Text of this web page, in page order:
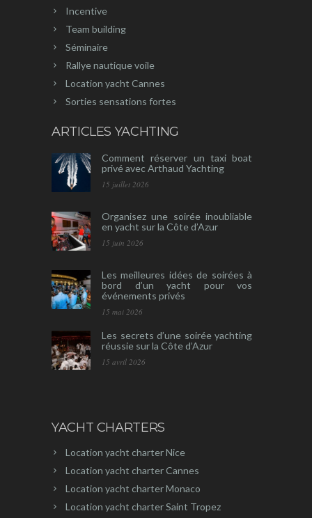
Incentive
Team building
Séminaire
Rallye nautique voile
Location yacht Cannes
Sorties sensations fortes
ARTICLES YACHTING
Comment réserver un taxi boat
privé avec Arthaud Yachting
15 juillet 2026
Organisez une soirée inoubliable
en yacht sur la Côte d’Azur
15 juin 2026
Les meilleures idées de soirées à
bord d’un yacht pour vos
événements privés
15 mai 2026
Les secrets d’une soirée yachting
réussie sur la Côte d’Azur
15 avril 2026
YACHT CHARTERS
Location yacht charter Nice
Location yacht charter Cannes
Location yacht charter Monaco
Location yacht charter Saint Tropez